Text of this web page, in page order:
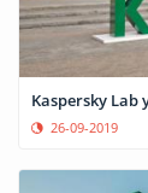
Kaspersky Lab
26-09-2019